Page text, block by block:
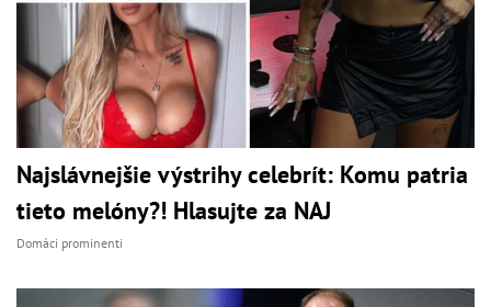
Najslávnejšie výstrihy celebrít: Komu patria
tieto melóny?! Hlasujte za NAJ
Domáci prominenti